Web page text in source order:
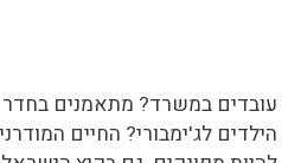
עובדים במשרד? מתאמנים בחדר
הילדים לג'ימבורי? החיים